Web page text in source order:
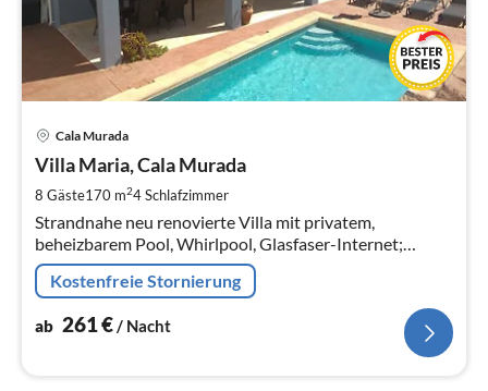
Cala Murada
Villa Maria, Cala Murada
8 Gäste170 m24Schlafzimmer
Strandnahe neu renovierte Villa mit privatem,
beheizbarem Pool, Whirlpool, Glasfaser-Internet;
Luxusvilla in Cala Murada mit Privatpool/Whirlpool,
nur 500m zum Strand - WiFi
Kostenfreie Stornierung
ab 261€/ Nacht